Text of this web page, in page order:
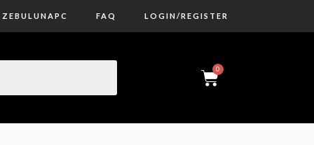
ZEBULUNAPC FAQ LOGIN/REGISTER